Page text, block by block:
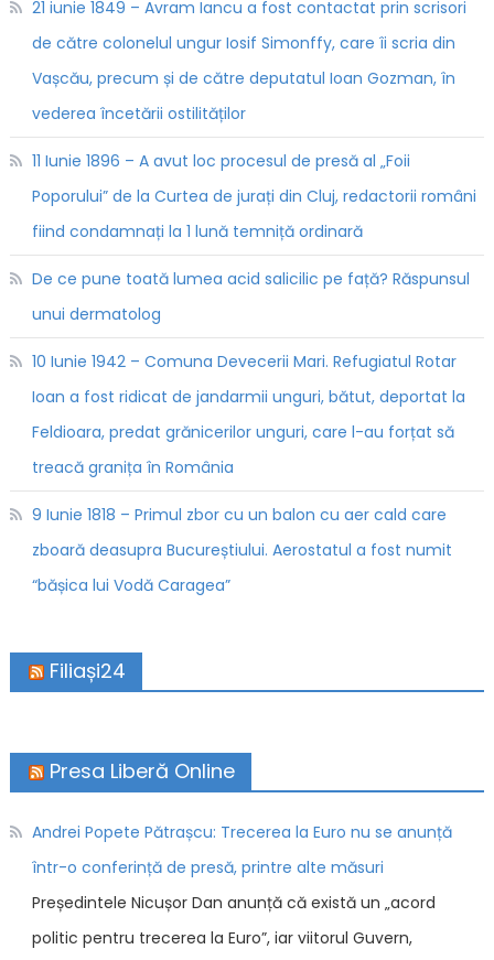
21 iunie 1849 – Avram Iancu a fost contactat prin scrisori
de către colonelul ungur Iosif Simonffy, care îi scria din
Vașcău, precum și de către deputatul Ioan Gozman, în
vederea încetării ostilităților
11 Iunie 1896 – A avut loc procesul de presă al „Foii
Poporului” de la Curtea de jurați din Cluj, redactorii români
fiind condamnați la 1 lună temniță ordinară
De ce pune toată lumea acid salicilic pe față? Răspunsul
unui dermatolog
10 Iunie 1942 – Comuna Devecerii Mari. Refugiatul Rotar
Ioan a fost ridicat de jandarmii unguri, bătut, deportat la
Feldioara, predat grănicerilor unguri, care l-au forțat să
treacă granița în România
9 Iunie 1818 – Primul zbor cu un balon cu aer cald care
zboară deasupra Bucureștiului. Aerostatul a fost numit
“bășica lui Vodă Caragea”
Filiași24
Presa Liberă Online
Andrei Popete Pătrașcu: Trecerea la Euro nu se anunță
într-o conferință de presă, printre alte măsuri
Președintele Nicușor Dan anunță că există un „acord
politic pentru trecerea la Euro”, iar viitorul Guvern,